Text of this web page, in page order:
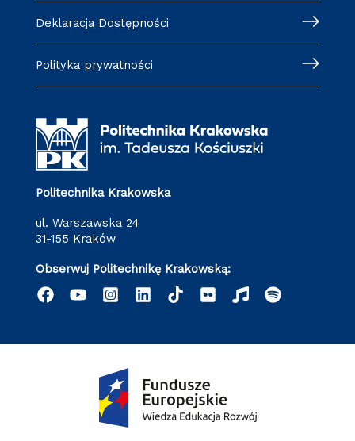
Deklaracja Dostępności
Polityka prywatności
Politechnika Krakowska
ul. Warszawska 24
31-155 Kraków
Obserwuj Politechnikę Krakowską: